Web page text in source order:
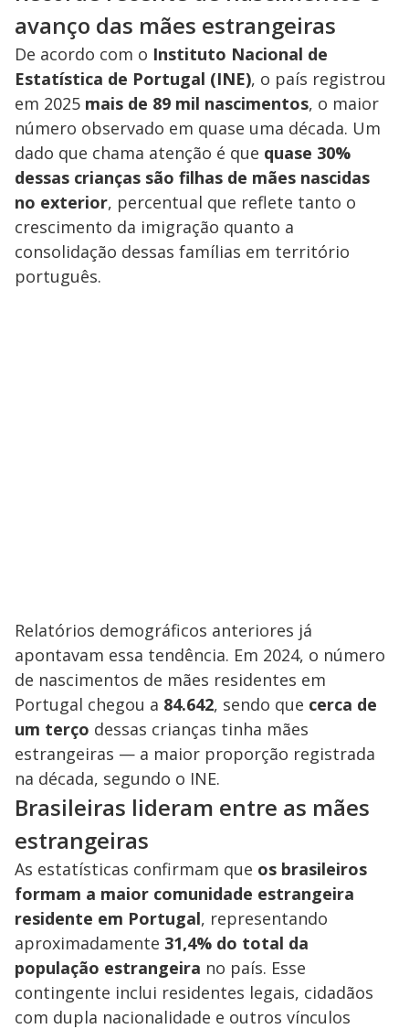
avanço das mães estrangeiras
De acordo com o Instituto Nacional de
Estatística de Portugal (INE), o país registrou
em 2025 mais de 89 mil nascimentos, o maior
número observado em quase uma década. Um
dado que chama atenção é que quase 30%
dessas crianças são filhas de mães nascidas
no exterior, percentual que reflete tanto o
crescimento da imigração quanto a
consolidação dessas famílias em território
português.
Relatórios demográficos anteriores já
apontavam essa tendência. Em 2024, o número
de nascimentos de mães residentes em
Portugal chegou a 84.642, sendo que cerca de
um terço dessas crianças tinha mães
estrangeiras — a maior proporção registrada
na década, segundo o INE.
Brasileiras lideram entre as mães
estrangeiras
As estatísticas confirmam que os brasileiros
formam a maior comunidade estrangeira
residente em Portugal, representando
aproximadamente 31,4% do total da
população estrangeira no país. Esse
contingente inclui residentes legais, cidadãos
com dupla nacionalidade e outros vínculos